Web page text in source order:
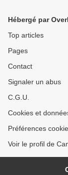
Hébergé par
Top articles
Pages
Contact
Signaler un abus
C.G.U.
Cookies et
Préférences
Voir le profil de